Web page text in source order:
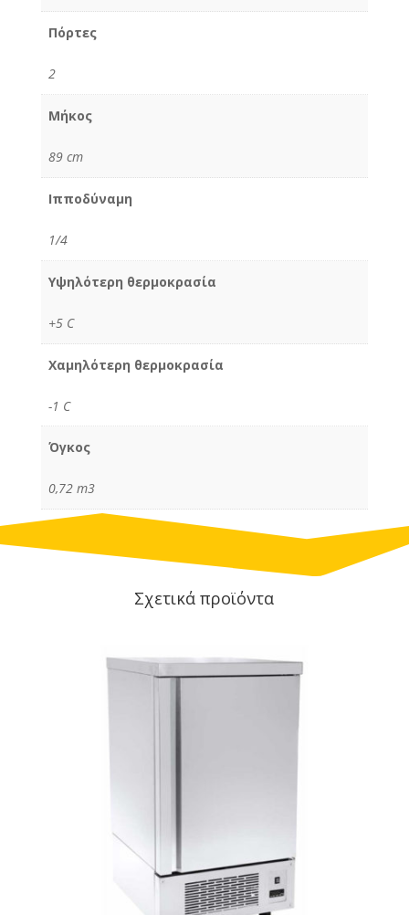
Πόρτες
2
Μήκος
89 cm
Ιπποδύναμη
1/4
Υψηλότερη θερμοκρασία
+5 C
Χαμηλότερη θερμοκρασία
-1 C
Όγκος
0,72 m3
Σχετικά προϊόντα